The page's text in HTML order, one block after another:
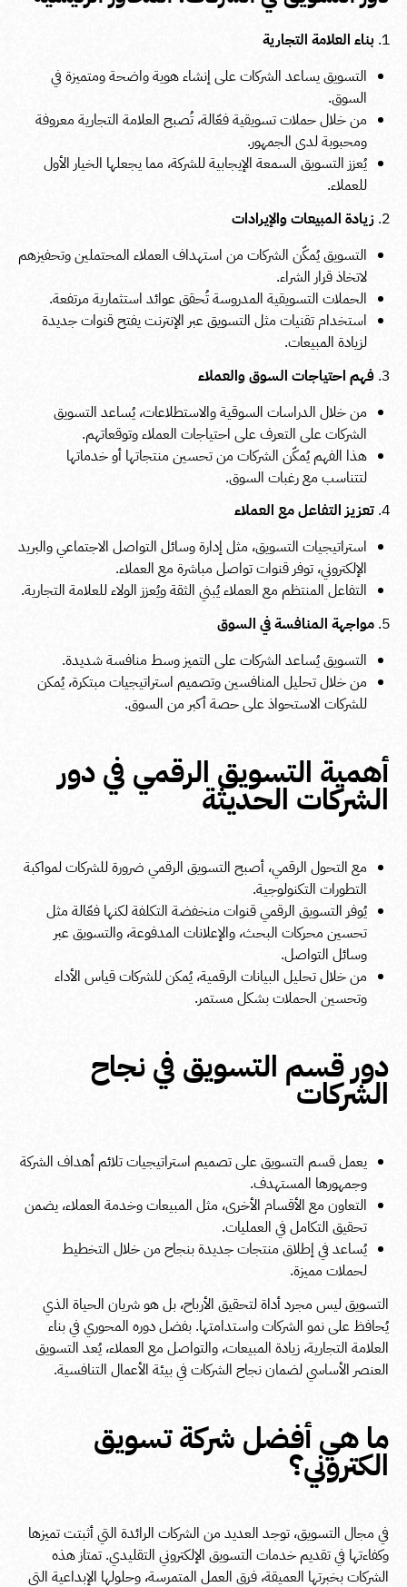
بناء العلامة التجارية
التسويق يساعد الشركات على إنشاء هوية واضحة ومتميزة في
السوق.
من خلال حملات تسويقية فعّالة، تُصبح العلامة التجارية معروفة
ومحبوبة لدى الجمهور.
يُعزز التسويق السمعة الإيجابية للشركة، مما يجعلها الخيار الأول
للعملاء.
زيادة المبيعات والإيرادات
التسويق يُمكّن الشركات من استهداف العملاء المحتملين وتحفيزهم
لاتخاذ قرار الشراء.
الحملات التسويقية المدروسة تُحقق عوائد استثمارية مرتفعة.
استخدام تقنيات مثل التسويق عبر الإنترنت يفتح قنوات جديدة
لزيادة المبيعات.
فهم احتياجات السوق والعملاء
من خلال الدراسات السوقية والاستطلاعات، يُساعد التسويق
الشركات على التعرف على احتياجات العملاء وتوقعاتهم.
هذا الفهم يُمكّن الشركات من تحسين منتجاتها أو خدماتها
لتتناسب مع رغبات السوق.
تعزيز التفاعل مع العملاء
استراتيجيات التسويق، مثل إدارة وسائل التواصل الاجتماعي والبريد
الإلكتروني، توفر قنوات تواصل مباشرة مع العملاء.
التفاعل المنتظم مع العملاء يُبني الثقة ويُعزز الولاء للعلامة التجارية.
مواجهة المنافسة في السوق
التسويق يُساعد الشركات على التميز وسط منافسة شديدة.
من خلال تحليل المنافسين وتصميم استراتيجيات مبتكرة، يُمكن
للشركات الاستحواذ على حصة أكبر من السوق.
أهمية التسويق الرقمي في دور
الشركات الحديثة
مع التحول الرقمي، أصبح التسويق الرقمي ضرورة للشركات لمواكبة
التطورات التكنولوجية.
يُوفر التسويق الرقمي قنوات منخفضة التكلفة لكنها فعّالة مثل
تحسين محركات البحث، والإعلانات المدفوعة، والتسويق عبر
وسائل التواصل.
من خلال تحليل البيانات الرقمية، يُمكن للشركات قياس الأداء
وتحسين الحملات بشكل مستمر.
دور قسم التسويق في نجاح
الشركات
يعمل قسم التسويق على تصميم استراتيجيات تلائم أهداف الشركة
وجمهورها المستهدف.
التعاون مع الأقسام الأخرى، مثل المبيعات وخدمة العملاء، يضمن
تحقيق التكامل في العمليات.
يُساعد في إطلاق منتجات جديدة بنجاح من خلال التخطيط
لحملات مميزة.
التسويق ليس مجرد أداة لتحقيق الأرباح، بل هو شريان الحياة الذي
يُحافظ على نمو الشركات واستدامتها. بفضل دوره المحوري في بناء
العلامة التجارية، زيادة المبيعات، والتواصل مع العملاء، يُعد التسويق
العنصر الأساسي لضمان نجاح الشركات في بيئة الأعمال التنافسية.
ما هي أفضل شركة تسويق
الكتروني؟
في مجال التسويق، توجد العديد من الشركات الرائدة التي أثبتت تميزها
وكفاءتها في تقديم خدمات التسويق الإلكتروني التقليدي. تمتاز هذه
الشركات بخبرتها العميقة، فرق العمل المتمرسة، وحلولها الإبداعية التي